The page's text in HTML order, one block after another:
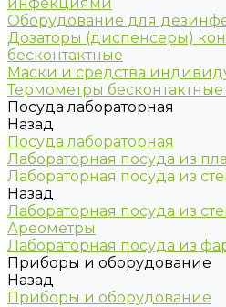
Оборудование для
Дозаторы (диспенсеры)
бесконтактные
Маски и средства
Термометры
Посуда лабораторная
Назад
Посуда лабораторная
Лабораторная посуда из
Лабораторная посуда из
Назад
Лабораторная посуда из
Ареометры
Лабораторная посуда из
Приборы и оборудование
Назад
Приборы и оборудование